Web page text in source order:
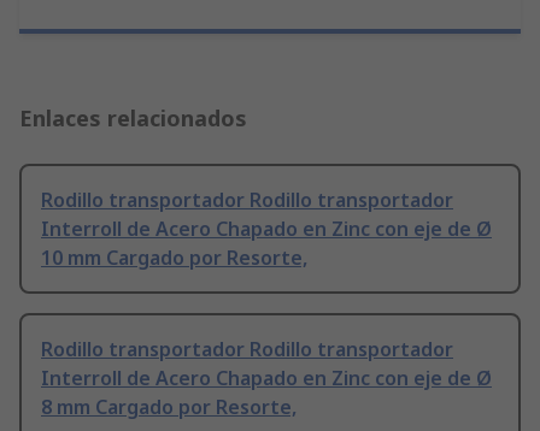
Enlaces relacionados
Rodillo transportador Rodillo transportador
Interroll de Acero Chapado en Zinc con eje de Ø
10 mm Cargado por Resorte,
Rodillo transportador Rodillo transportador
Interroll de Acero Chapado en Zinc con eje de Ø
8 mm Cargado por Resorte,